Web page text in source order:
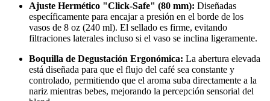
Ajuste Hermético "Click-Safe" (80 mm): Diseñadas
específicamente para encajar a presión en el borde de los
vasos de 8 oz (240 ml). El sellado es firme, evitando
filtraciones laterales incluso si el vaso se inclina ligeramente.
Boquilla de Degustación Ergonómica: La abertura elevada
está diseñada para que el flujo del café sea constante y
controlado, permitiendo que el aroma suba directamente a la
nariz mientras bebes, mejorando la percepción sensorial del